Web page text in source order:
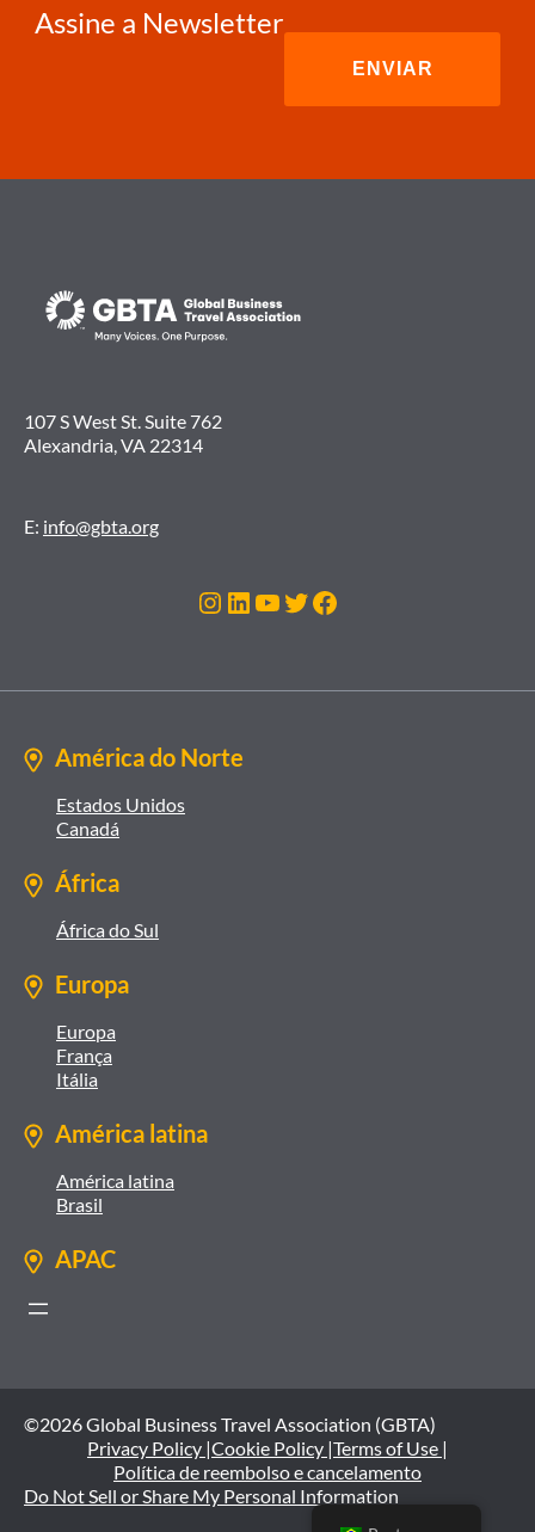
Assine a Newsletter
107 S West St. Suite 762
Alexandria, VA 22314
E: info@gbta.org
Instagram
LinkedIn
Youtube
Twitter
Facebook
América do Norte
Estados Unidos
Canadá
África
África do Sul
Europa
Europa
França
Itália
América latina
América latina
Brasil
APAC
©2026 Global Business Travel Association (GBTA)
Privacy Policy |Cookie Policy |Terms of Use |
Política de reembolso e cancelamento
Do Not Sell or Share My Personal Information